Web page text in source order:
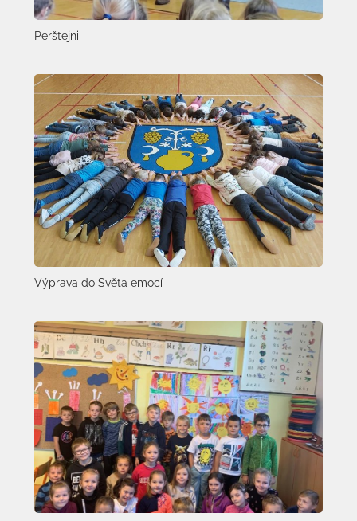
Perštejni
Výprava do Světa emocí